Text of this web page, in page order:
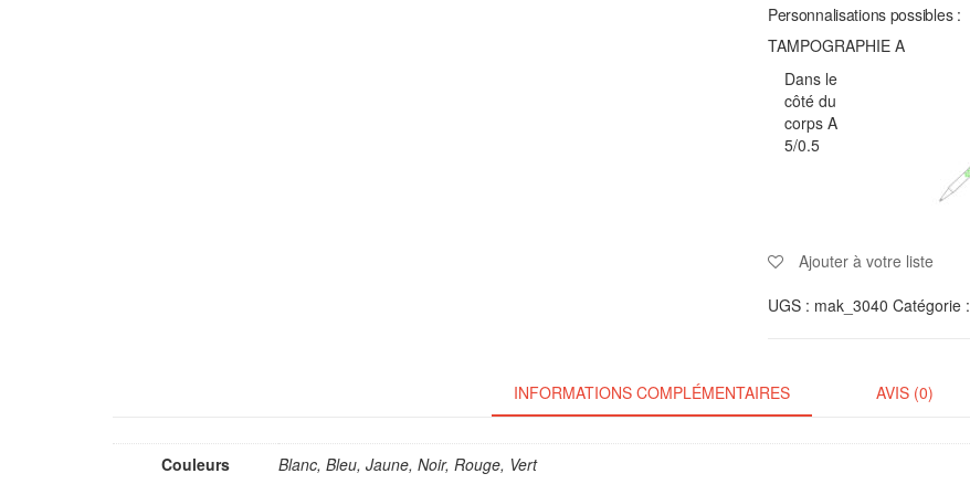
Personnalisations possibles :
TAMPOGRAPHIE A
Dans le
côté du
corps A
5/0.5
Ajouter à votre liste
UGS : mak_3040 Catégorie :
INFORMATIONS COMPLÉMENTAIRES AVIS (0)
Couleurs Blanc, Bleu, Jaune, Noir, Rouge, Vert